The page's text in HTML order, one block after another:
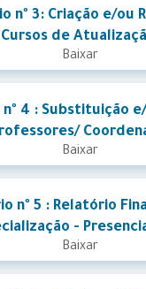
nº 3: Criação e/ou
Cursos de
Baixar
4 : Substituição
Baixar
nº 5 : Relatório
-
Baixar